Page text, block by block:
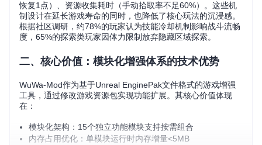
恢复1点）、资源收集耗时（手动拾取率不足60%）。这些机
制设计在延长游戏寿命的同时，也降低了核心玩法的沉浸感。
根据社区调研，约78%的玩家认为技能冷却机制影响战斗流畅
度，65%的探索类玩家因体力限制放弃隐藏区域探索。
二、核心价值：模块化增强体系的技术优势
WuWa-Mod作为基于Unreal EnginePak文件格式的游戏增强
工具，通过修改游戏资源包实现功能扩展。其核心价值体现
在：
模块化架构：15个独立功能模块支持按需组合
内存占用优化：单模块运行时内存增量<5MB